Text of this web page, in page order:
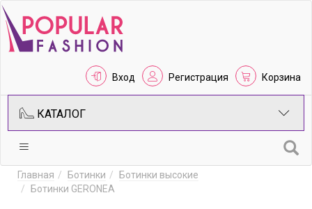
Вход Регистрация Корзина
КАТАЛОГ
Главная Ботинки
Ботинки высокие
Ботинки GERONEA